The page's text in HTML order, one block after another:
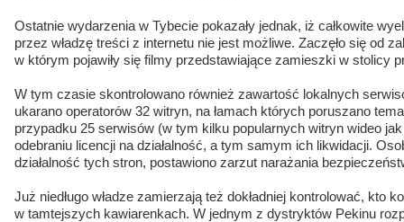
Ostatnie wydarzenia w Tybecie pokazały jednak, iż całkowite
przez władzę treści z internetu nie jest możliwe. Zaczęło się od
w którym pojawiły się filmy przedstawiające zamieszki w stolicy
W tym czasie skontrolowano również zawartość lokalnych
ukarano operatorów 32 witryn, na łamach których poruszano
przypadku 25 serwisów (w tym kilku popularnych witryn wideo
odebraniu licencji na działalność, a tym samym ich likwidacji.
działalność tych stron, postawiono zarzut narażania
Już niedługo władze zamierzają też dokładniej kontrolować, kto
w tamtejszych kawiarenkach. W jednym z dystryktów Pekinu